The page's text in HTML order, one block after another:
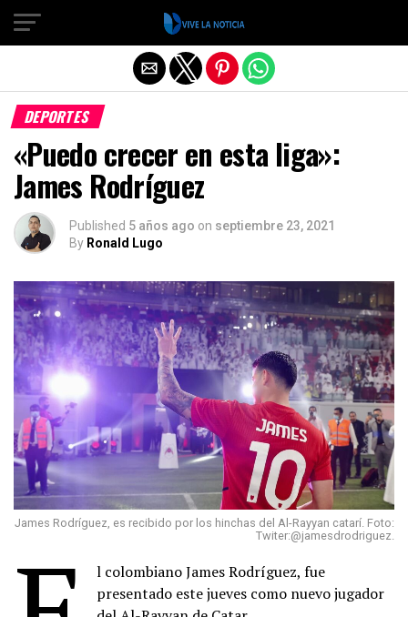
DEPORTES
«Puedo crecer en esta liga»:
James Rodríguez
Published 5 años ago on septiembre 23, 2021
By Ronald Lugo
James Rodríguez, es recibido por los hinchas del Al-Rayyan catarí. Foto:
Twiter:@jamesdrodriguez.
l colombiano James Rodríguez, fue
presentado este jueves como nuevo jugador
Salir de la versión móvil